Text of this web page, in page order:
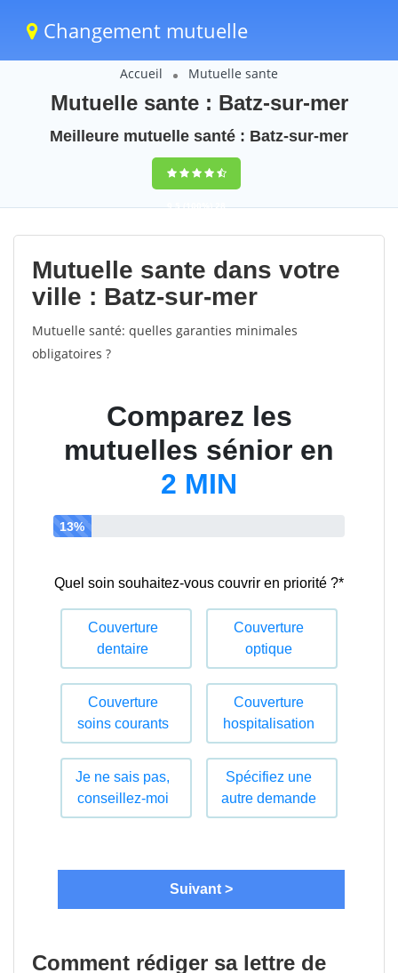
Changement mutuelle
Accueil Mutuelle sante
Mutuelle sante : Batz-sur-mer
Meilleure mutuelle santé : Batz-sur-mer
9,5(100%)28
votes
Mutuelle sante dans votre
ville : Batz-sur-mer
Mutuelle santé: quelles garanties minimales
obligatoires ?
Comment rédiger sa lettre de